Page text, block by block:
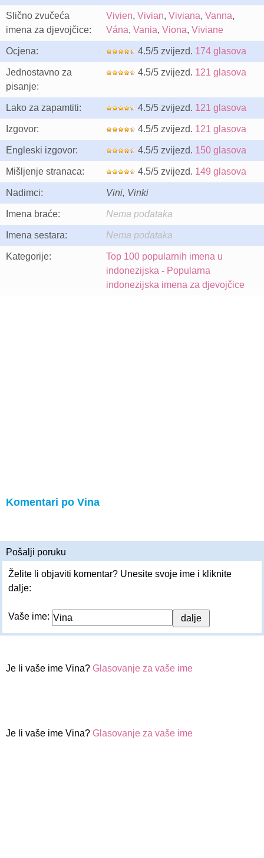
Slično zvučeća
imena za djevojčice:
Vivien, Vivian, Viviana, Vanna,
Vána, Vania, Viona, Viviane
Ocjena: 4.5/5 zvijezd. 174 glasova
Jednostavno za
pisanje:
4.5/5 zvijezd. 121 glasova
Lako za zapamtiti: 4.5/5 zvijezd. 121 glasova
Izgovor: 4.5/5 zvijezd. 121 glasova
Engleski izgovor: 4.5/5 zvijezd. 150 glasova
Mišljenje stranaca: 4.5/5 zvijezd. 149 glasova
Nadimci: Vini, Vinki
Imena braće: Nema podataka
Imena sestara: Nema podataka
Kategorije:
Top 100 popularnih imena u
indonezijska - Popularna
indonezijska imena za djevojčice
Komentari po Vina
Pošalji poruku
Želite li objaviti komentar? Unesite svoje ime i kliknite
dalje:
Vaše ime:
Je li vaše ime Vina? Glasovanje za vaše ime
Je li vaše ime Vina? Glasovanje za vaše ime